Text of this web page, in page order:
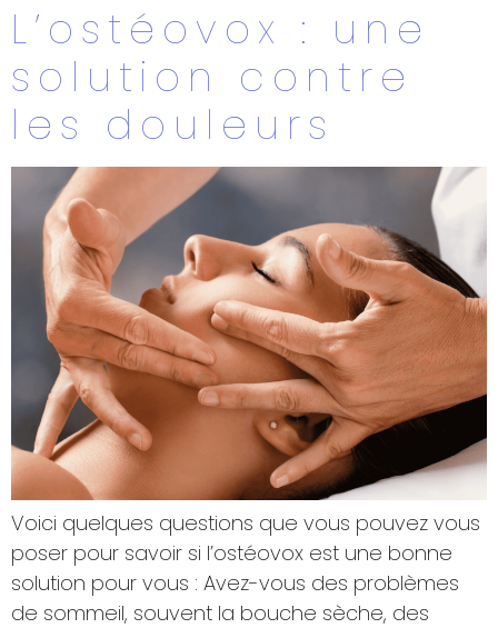
L’ostéovox : une
solution contre
les douleurs
Voici quelques questions que vous pouvez vous
poser pour savoir si l’ostéovox est une bonne
solution pour vous : Avez-vous des problèmes
de sommeil, souvent la bouche sèche, des